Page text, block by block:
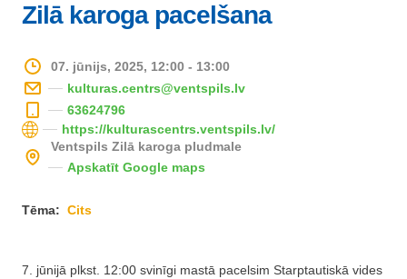
Zilā karoga pacelšana
07. jūnijs, 2025, 12:00 - 13:00
kulturas.centrs@ventspils.lv
63624796
https://kulturascentrs.ventspils.lv/
Ventspils Zilā karoga pludmale
Apskatīt Google maps
Tēma: Cits
7. jūnijā plkst. 12:00 svinīgi mastā pacelsim Starptautiskā vides